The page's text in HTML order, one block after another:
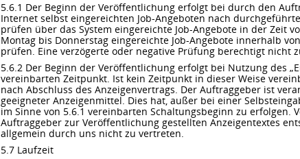
5.6.1 Der Beginn der Veröffentlichung erfolgt bei durch den
Internet selbst eingereichten Job-Angeboten nach
prüfen über das System eingereichte Job-Angebote in der Zeit
Montag bis Donnerstag eingereichte Job-Angebote innerhalb
prüfen. Eine verzögerte oder negative Prüfung berechtigt nicht
5.6.2 Der Beginn der Veröffentlichung erfolgt bei Nutzung des
vereinbarten Zeitpunkt. Ist kein Zeitpunkt in dieser Weise
nach Abschluss des Anzeigenvertrags. Der Auftraggeber ist
geeigneter Anzeigenmittel. Dies hat, außer bei einer
im Sinne von 5.6.1 vereinbarten Schaltungsbeginn zu erfolgen.
Auftraggeber zur Veröffentlichung gestellten Anzeigentextes
allgemein durch uns nicht zu vertreten.
5.7 Laufzeit